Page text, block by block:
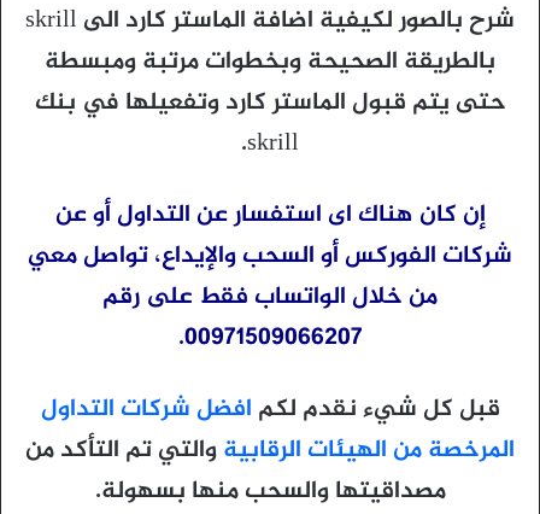
شرح بالصور لكيفية اضافة الماستر كارد الى skrill
بالطريقة الصحيحة وبخطوات مرتبة ومبسطة
حتى يتم قبول الماستر كارد وتفعيلها في بنك
skrill.
إن كان هناك اى استفسار عن التداول أو عن
شركات الفوركس أو السحب والإيداع، تواصل معي
من خلال الواتساب فقط على رقم
00971509066207.
قبل كل شيء نقدم لكم افضل شركات التداول
المرخصة من الهيئات الرقابيةوالتي تم التأكد من
مصداقيتها والسحب منها بسهولة.